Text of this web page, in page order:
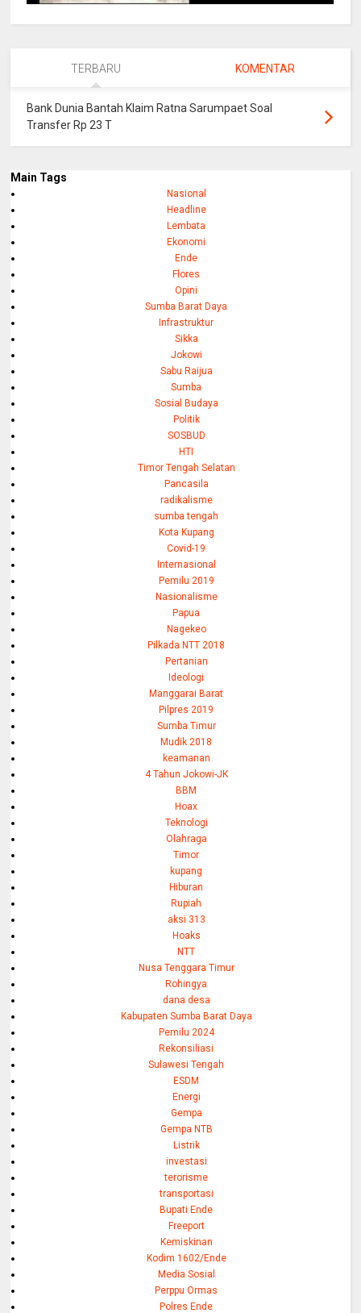
TERBARU KOMENTAR
Bank Dunia Bantah Klaim Ratna Sarumpaet Soal
Transfer Rp 23 T
Main Tags
Nasional
Headline
Lembata
Ekonomi
Ende
Flores
Opini
Sumba Barat Daya
Infrastruktur
Sikka
Jokowi
Sabu Raijua
Sumba
Sosial Budaya
Politik
SOSBUD
HTI
Timor Tengah Selatan
Pancasila
radikalisme
sumba tengah
Kota Kupang
Covid-19
Internasional
Pemilu 2019
Nasionalisme
Papua
Nagekeo
Pilkada NTT 2018
Pertanian
Ideologi
Manggarai Barat
Pilpres 2019
Sumba Timur
Mudik 2018
keamanan
4 Tahun Jokowi-JK
BBM
Hoax
Teknologi
Olahraga
Timor
kupang
Hiburan
Rupiah
aksi 313
Hoaks
NTT
Nusa Tenggara Timur
Rohingya
dana desa
Kabupaten Sumba Barat Daya
Pemilu 2024
Rekonsiliasi
Sulawesi Tengah
ESDM
Energi
Gempa
Gempa NTB
Listrik
investasi
terorisme
transportasi
Bupati Ende
Freeport
Kemiskinan
Kodim 1602/Ende
Media Sosial
Perppu Ormas
Polres Ende